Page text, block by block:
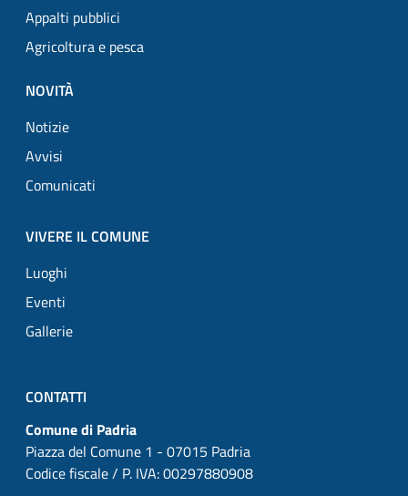
Appalti pubblici
Agricoltura e pesca
NOVITÀ
Notizie
Avvisi
Comunicati
VIVERE IL COMUNE
Luoghi
Eventi
Gallerie
CONTATTI
Comune di Padria
Piazza del Comune 1 - 07015 Padria
Codice fiscale / P. IVA: 00297880908